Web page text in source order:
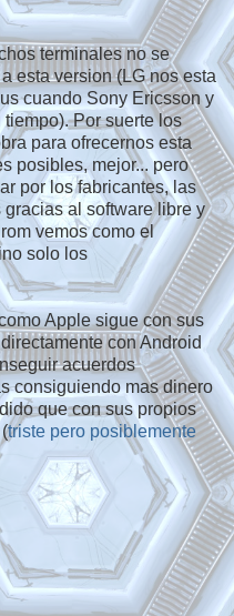
terminales no se
esta version (LG nos esta
cuando Sony Ericsson y
Por suerte los
para ofrecernos esta
posibles, mejor... pero
por los fabricantes, las
al software libre y
vemos como el
solo los
Apple sigue con sus
con Android
acuerdos
consiguiendo mas dinero
que con sus propios
triste pero posiblemente